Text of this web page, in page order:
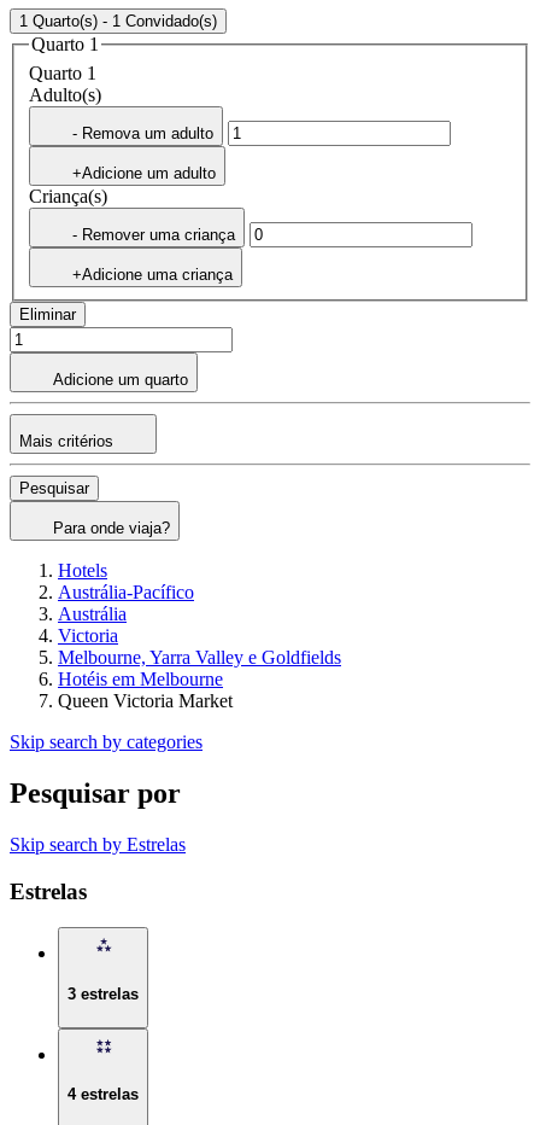
1 Quarto(s) - 1 Convidado(s)
Quarto 1
Quarto 1
Adulto(s)
- Remova um adulto
+Adicione um adulto
Criança(s)
- Remover uma criança
+Adicione uma criança
Eliminar
Adicione um quarto
Mais critérios
Pesquisar
Para onde viaja?
Hotels
Austrália-Pacífico
Austrália
Victoria
Melbourne, Yarra Valley e Goldfields
Hotéis em Melbourne
Queen Victoria Market
Skip search by categories
Pesquisar por
Skip search by Estrelas
Estrelas
3 estrelas
4 estrelas